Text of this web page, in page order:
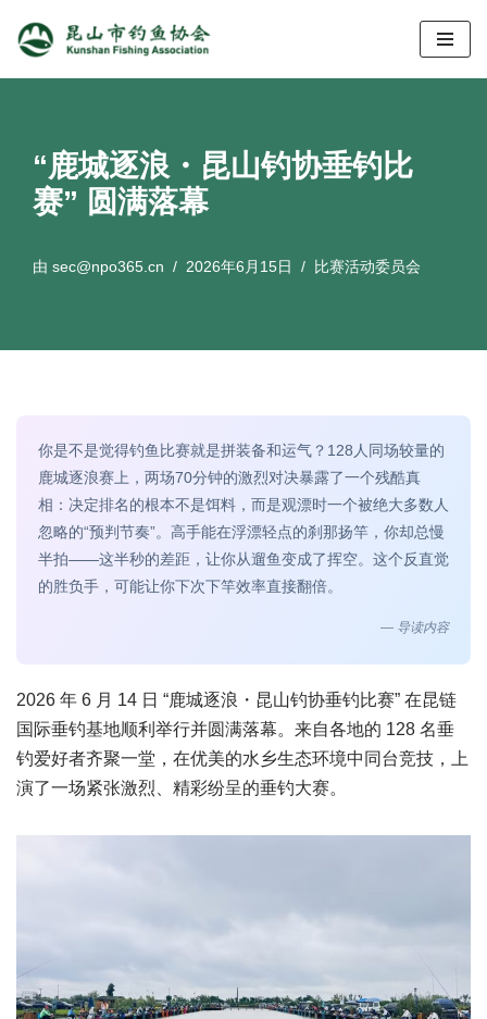
跳
“鹿城逐浪・昆山钓协垂钓比
赛” 圆满落幕
由 sec@npo365.cn 2026年6月15日 比赛活动委员会
你是不是觉得钓鱼比赛就是拼装备和运气？128人同场较量的
鹿城逐浪赛上，两场70分钟的激烈对决暴露了一个残酷真
相：决定排名的根本不是饵料，而是观漂时一个被绝大多数人
忽略的“预判节奏”。高手能在浮漂轻点的刹那扬竿，你却总慢
半拍——这半秒的差距，让你从遛鱼变成了挥空。这个反直觉
的胜负手，可能让你下次下竿效率直接翻倍。
— 导读内容
2026 年 6 月 14 日 “鹿城逐浪・昆山钓协垂钓比赛” 在昆链
国际垂钓基地顺利举行并圆满落幕。来自各地的 128 名垂
钓爱好者齐聚一堂，在优美的水乡生态环境中同台竞技，上
演了一场紧张激烈、精彩纷呈的垂钓大赛。